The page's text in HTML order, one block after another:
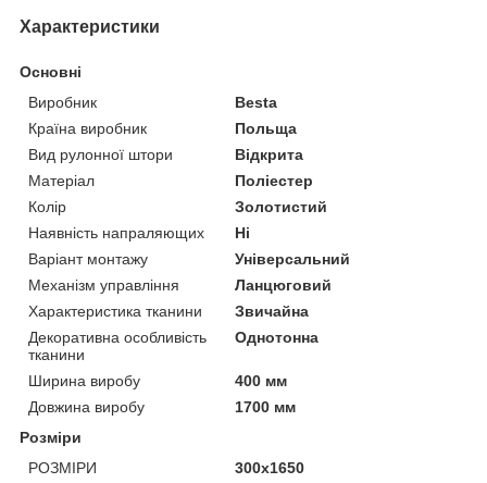
Характеристики
Основні
Виробник
Besta
Країна виробник
Польща
Вид рулонної штори
Відкрита
Матеріал
Поліестер
Колір
Золотистий
Наявність напраляющих
Ні
Варіант монтажу
Універсальний
Механізм управління
Ланцюговий
Характеристика тканини
Звичайна
Декоративна особливість
тканини
Однотонна
Ширина виробу
400 мм
Довжина виробу
1700 мм
Розміри
РОЗМІРИ
300х1650